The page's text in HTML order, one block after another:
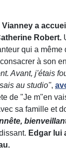
Vianney a
Robert.
qui a
à son
Avant, j'étais
au studio",
de "Je m"en
sa famille et
Edgar lui